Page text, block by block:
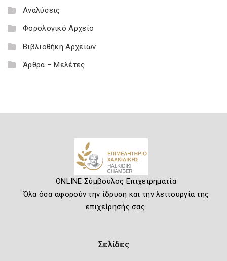
Αναλύσεις
Φορολογικό Αρχείο
Βιβλιοθήκη Αρχείων
Άρθρα – Μελέτες
ONLINE Σύμβουλος Επιχειρηματία
Όλα όσα αφορούν την ίδρυση και την λειτουργία της
επιχείρησής σας.
Σελίδες